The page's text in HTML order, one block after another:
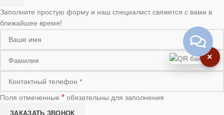
×
Заполните простую форму и наш специалист свяжется с вами в
ближайшее время!
Поля отмеченные * обязательны для заполнения